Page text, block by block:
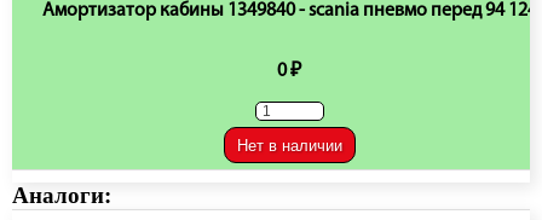
Амортизатор кабины 1349840 - scania пневмо перед 94 124
0 ₽
Нет в наличии
Аналоги: